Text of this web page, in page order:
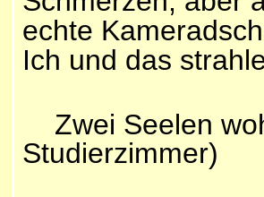
echte
Ich und das
Zwei Seelen
Studierzimmer)